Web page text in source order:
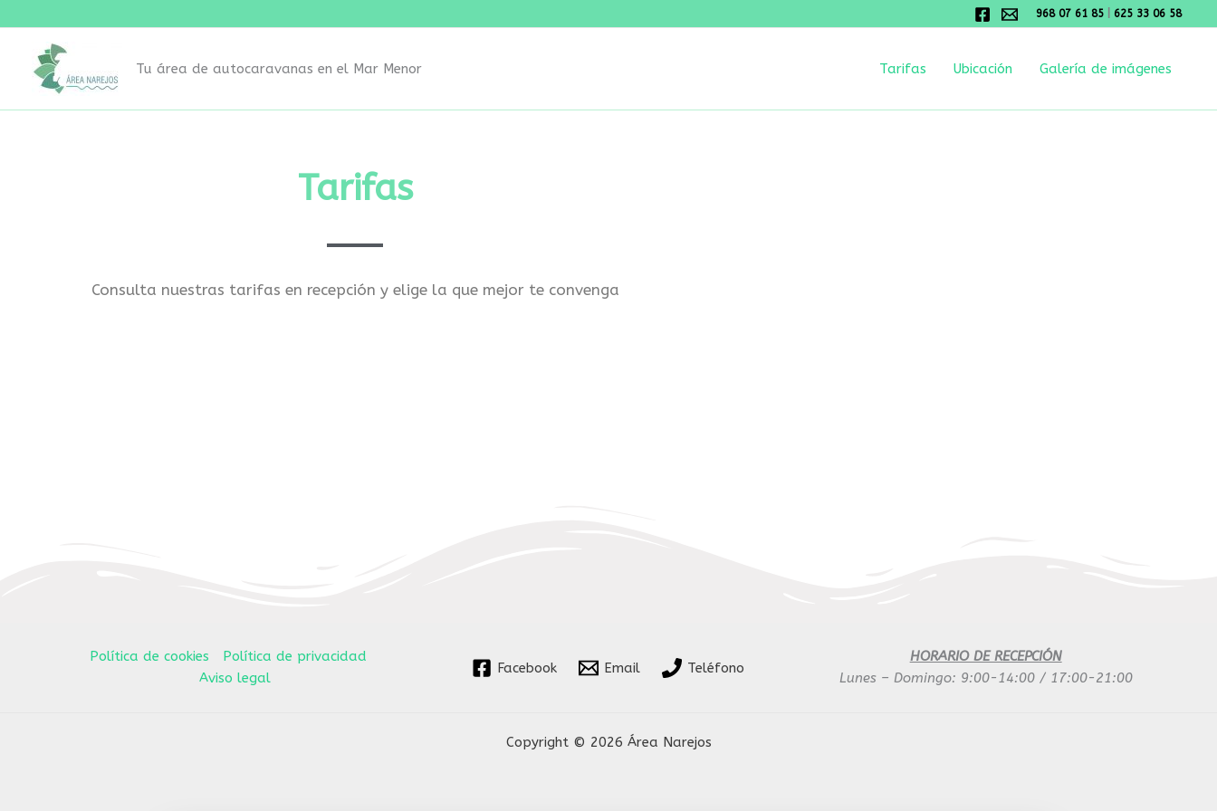
al
contenido
968 07 61 85 625 33 06 58
Tu área de autocaravanas en el Mar Menor Tarifas Ubicación Galería de imágenes
Tarifas
Consulta nuestras tarifas en recepción y elige la que mejor te convenga
Política de cookies
Política de privacidad
Aviso legal
Facebook Email Teléfono
HORARIO DE RECEPCIÓN
Lunes – Domingo: 9:00-14:00 / 17:00-21:00
Copyright © 2026 Área Narejos